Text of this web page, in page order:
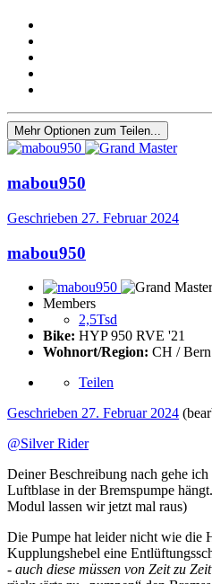
Mehr Optionen zum Teilen...
mabou950
Geschrieben 27. Februar 2024
mabou950
Members
2,5Tsd
Bike: HYP 950 RVE '21
Wohnort/Region: CH / Bern
Teilen
Geschrieben 27. Februar 2024
@Silver Rider
Deiner Beschreibung nach gehe
Luftblase in der Bremspumpe
Modul lassen wir jetzt mal raus)
Die Pumpe hat leider nicht wie die
Kupplungshebel eine
- auch diese müssen von Zeit zu